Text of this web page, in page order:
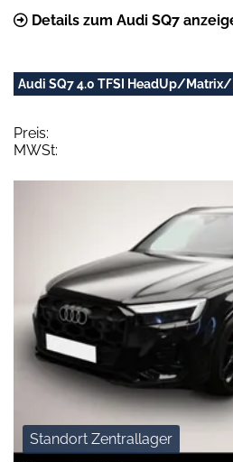
Details zum Audi SQ7
Audi SQ7 4.0 TFSI HeadUp/
Preis:
MWSt:
Standort Zentrallager